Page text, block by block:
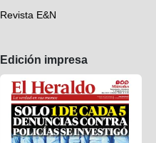
Revista E&N
Edición impresa